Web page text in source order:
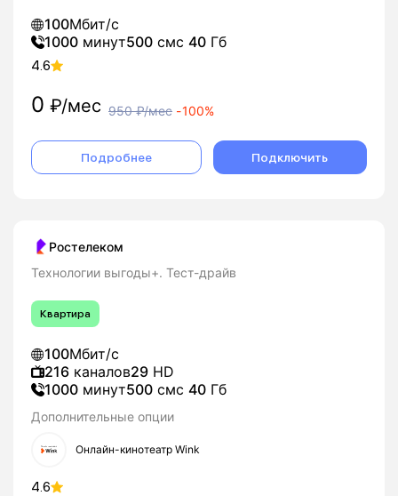
100Мбит/с
1000 минут500 смс 40 Гб
4.6
0 ₽/мес 950₽/мес -100%
Подробнее Подключить
Ростелеком
Технологии выгоды+. Тест-драйв
Квартира
100Мбит/с
216 каналов29 HD
1000 минут500 смс 40 Гб
Дополнительные опции
Онлайн-кинотеатр Wink
4.6